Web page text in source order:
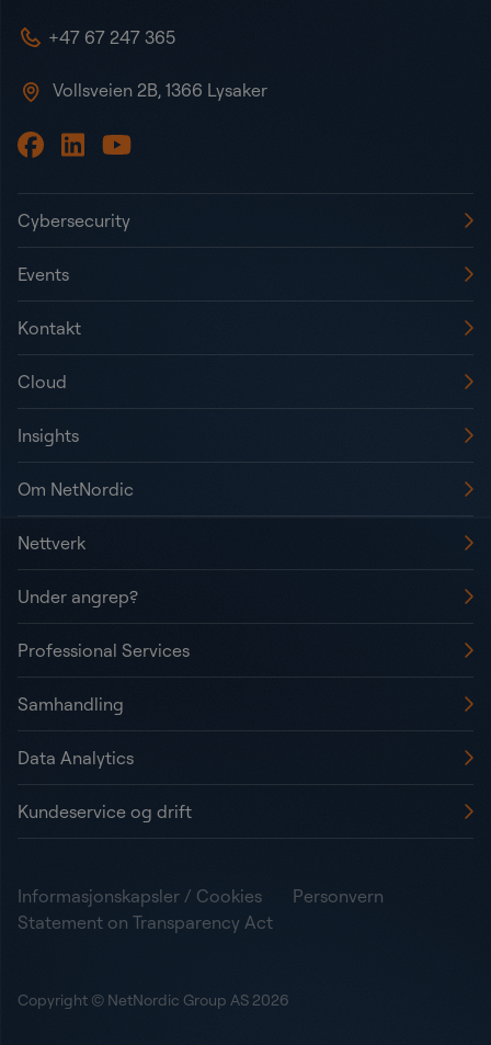
+47 67 247 365
Vollsveien 2B, 1366 Lysaker
Cybersecurity
Events
Kontakt
Cloud
Insights
Om NetNordic
Nettverk
Under angrep?
Professional Services
Samhandling
Data Analytics
Kundeservice og drift
Informasjonskapsler / Cookies
Personvern
Statement on Transparency Act
Copyright © NetNordic Group AS 2026